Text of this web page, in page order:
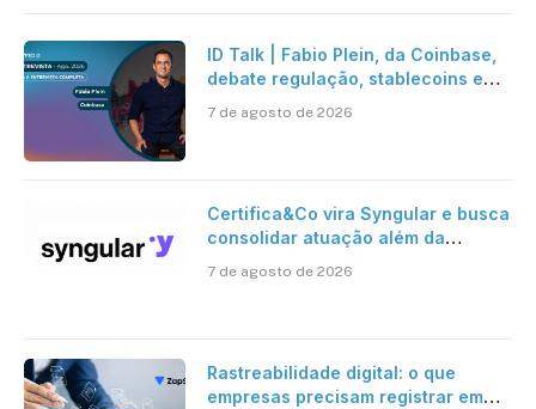
ID Talk | Fabio Plein, da Coinbase,
debate regulação, stablecoins e
7 de agosto de 2026
Certifica&Co vira Syngular e busca
consolidar atuação além da
7 de agosto de 2026
Rastreabilidade digital: o que
empresas precisam registrar em